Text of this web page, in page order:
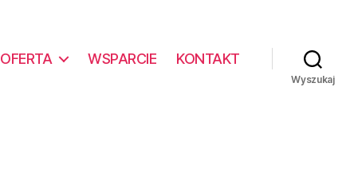
OFERTA WSPARCIE KONTAKT
Wyszukaj